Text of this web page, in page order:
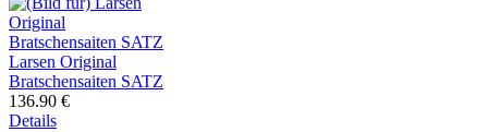
Larsen Original
Bratschensaiten SATZ
136.90 €
Details